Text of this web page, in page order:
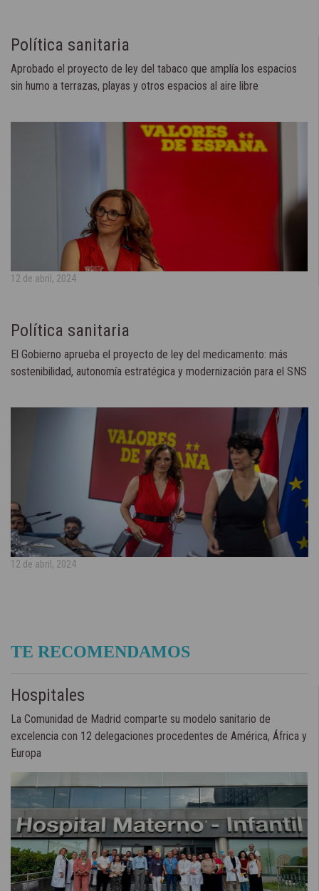
Política sanitaria
Aprobado el proyecto de ley del tabaco que amplía los espacios
sin humo a terrazas, playas y otros espacios al aire libre
12 de abril, 2024
Política sanitaria
El Gobierno aprueba el proyecto de ley del medicamento: más
sostenibilidad, autonomía estratégica y modernización para el SNS
12 de abril, 2024
TE RECOMENDAMOS
Hospitales
La Comunidad de Madrid comparte su modelo sanitario de
excelencia con 12 delegaciones procedentes de América, África y
Europa